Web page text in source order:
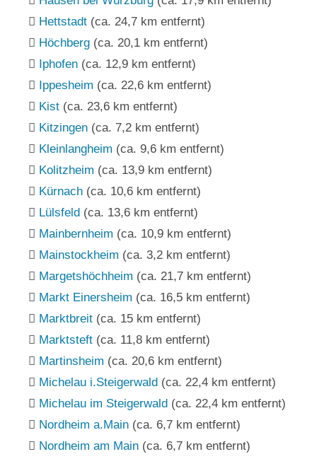
Hettstadt (ca. 24,7 km entfernt)
Höchberg (ca. 20,1 km entfernt)
Iphofen (ca. 12,9 km entfernt)
Ippesheim (ca. 22,6 km entfernt)
Kist (ca. 23,6 km entfernt)
Kitzingen (ca. 7,2 km entfernt)
Kleinlangheim (ca. 9,6 km entfernt)
Kolitzheim (ca. 13,9 km entfernt)
Kürnach (ca. 10,6 km entfernt)
Lülsfeld (ca. 13,6 km entfernt)
Mainbernheim (ca. 10,9 km entfernt)
Mainstockheim (ca. 3,2 km entfernt)
Margetshöchheim (ca. 21,7 km entfernt)
Markt Einersheim (ca. 16,5 km entfernt)
Marktbreit (ca. 15 km entfernt)
Marktsteft (ca. 11,8 km entfernt)
Martinsheim (ca. 20,6 km entfernt)
Michelau i.Steigerwald (ca. 22,4 km entfernt)
Michelau im Steigerwald (ca. 22,4 km entfernt)
Nordheim a.Main (ca. 6,7 km entfernt)
Nordheim am Main (ca. 6,7 km entfernt)